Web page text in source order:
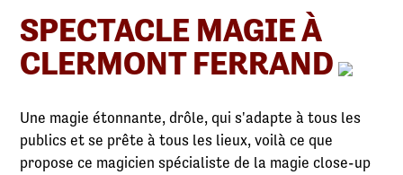
SPECTACLE MAGIE À
CLERMONT FERRAND
Une magie étonnante, drôle, qui s'adapte à tous les
publics et se prête à tous les lieux, voilà ce que
propose ce magicien spécialiste de la magie close-up